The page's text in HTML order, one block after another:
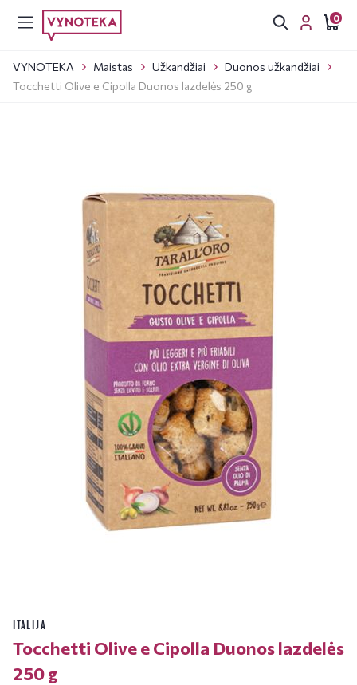
0
VYNOTEKA Maistas Užkandžiai
Duonos užkandžiai
Tocchetti Olive e Cipolla Duonos lazdelės 250 g
ITALIJA
Tocchetti Olive e Cipolla Duonos lazdelės
250 g